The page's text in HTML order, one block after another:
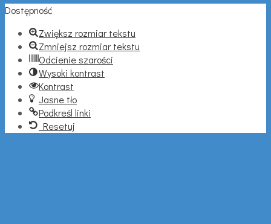
Dostępność
Zwiększ rozmiar tekstu
Zmniejsz rozmiar tekstu
Odcienie szarości
Wysoki kontrast
Kontrast
Jasne tło
Podkreśl linki
Resetuj